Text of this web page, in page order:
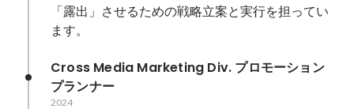
「露出」させるための戦略立案と実行を担ってい
ます。
Cross Media Marketing Div. プロモーション
プランナー
2024